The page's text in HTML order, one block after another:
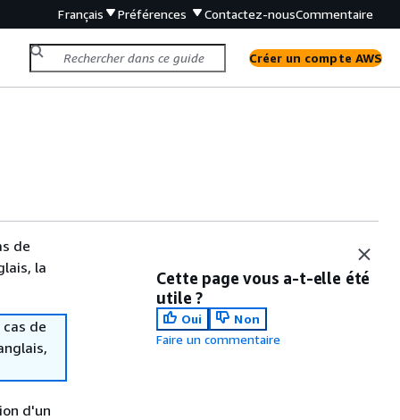
Français Préférences Contactez-nousCommentaire
Créer un compte AWS
de
la
de
d'un
Cette page vous a-t-elle été
utile ?
Oui
Non
Faire un commentaire